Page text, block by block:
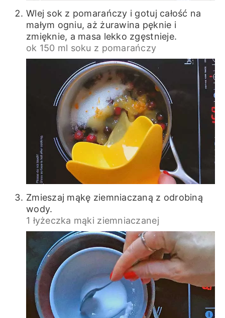
Wlej sok z pomarańczy i gotuj całość na
małym ogniu, aż żurawina pęknie i
zmięknie, a masa lekko zgęstnieje.
ok 150 ml soku z pomarańczy
Zmieszaj mąkę ziemniaczaną z odrobiną
wody.
1 łyżeczka mąki ziemniaczanej